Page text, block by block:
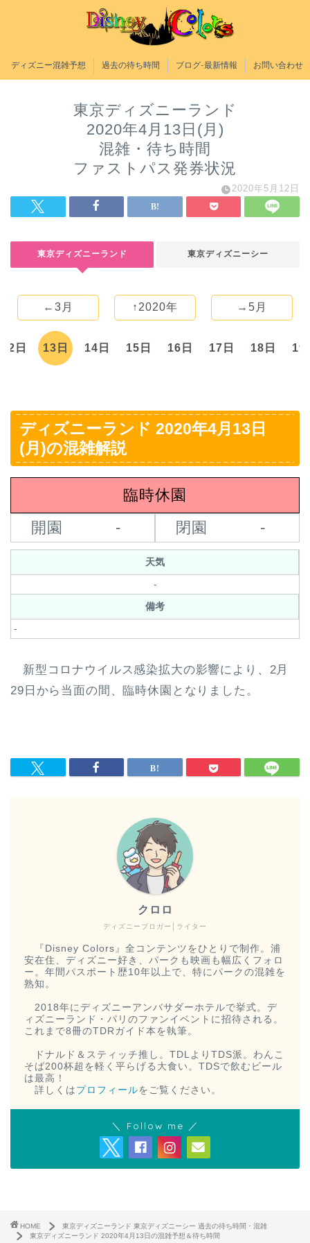
ディズニー混雑予想 過去の待ち時間 ブログ-最新情報 お問い合わせ
東京ディズニーランド
2020年4月13日(月)
混雑・待ち時間
ファストパス発券状況
2020年5月12日
東京ディズニーランド 東京ディズニーシー
←3月 ↑2020年 →5月
12日 13日 14日 15日 16日 17日 18日 19
ディズニーランド 2020年4月13日
(月)の混雑解説
臨時休園
開園
- 閉園 -
天気
-
備考
-
新型コロナウイルス感染拡大の影響により、2月
29日から当面の間、臨時休園となりました。
ディズニーブロガー│ライター
クロロ
『Disney Colors』全コンテンツをひとりで制作。浦
安在住、ディズニー好き、パークも映画も幅広くフォロ
ー。年間パスポート歴10年以上で、特にパークの混雑を
熟知。
2018年にディズニーアンバサダーホテルで挙式。デ
ィズニーランド・パリのファンイベントに招待される。
これまで8冊のTDRガイド本を執筆。
ドナルド＆スティッチ推し。TDLよりTDS派。わんこ
そば200杯超を軽く平らげる大食い。TDSで飲むビール
は最高！
詳しくは プロフィールをご覧ください。
＼ Follow me ／
HOME
東京ディズニーランド 東京ディズニーシー 過去の待ち時間・混雑
東京ディズニーランド 2020年4月13日の混雑予想＆待ち時間